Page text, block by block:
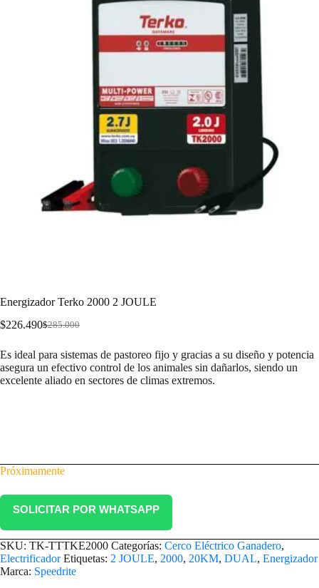
Energizador Terko 2000 2 JOULE
$285.000
$226.490
Es ideal para sistemas de pastoreo fijo y gracias a su diseño y potencia
asegura un efectivo control de los animales sin dañarlos, siendo un
excelente aliado en sectores de climas extremos.
Próximamente
SOLICITAR POR WHATSAPP
SKU: TK-TTTKE2000 Categorías: Cerco Eléctrico Ganadero,
Electrificador Etiquetas: 2 JOULE, 2000, 20KM, DUAL, Energizador
Marca: Speedrite